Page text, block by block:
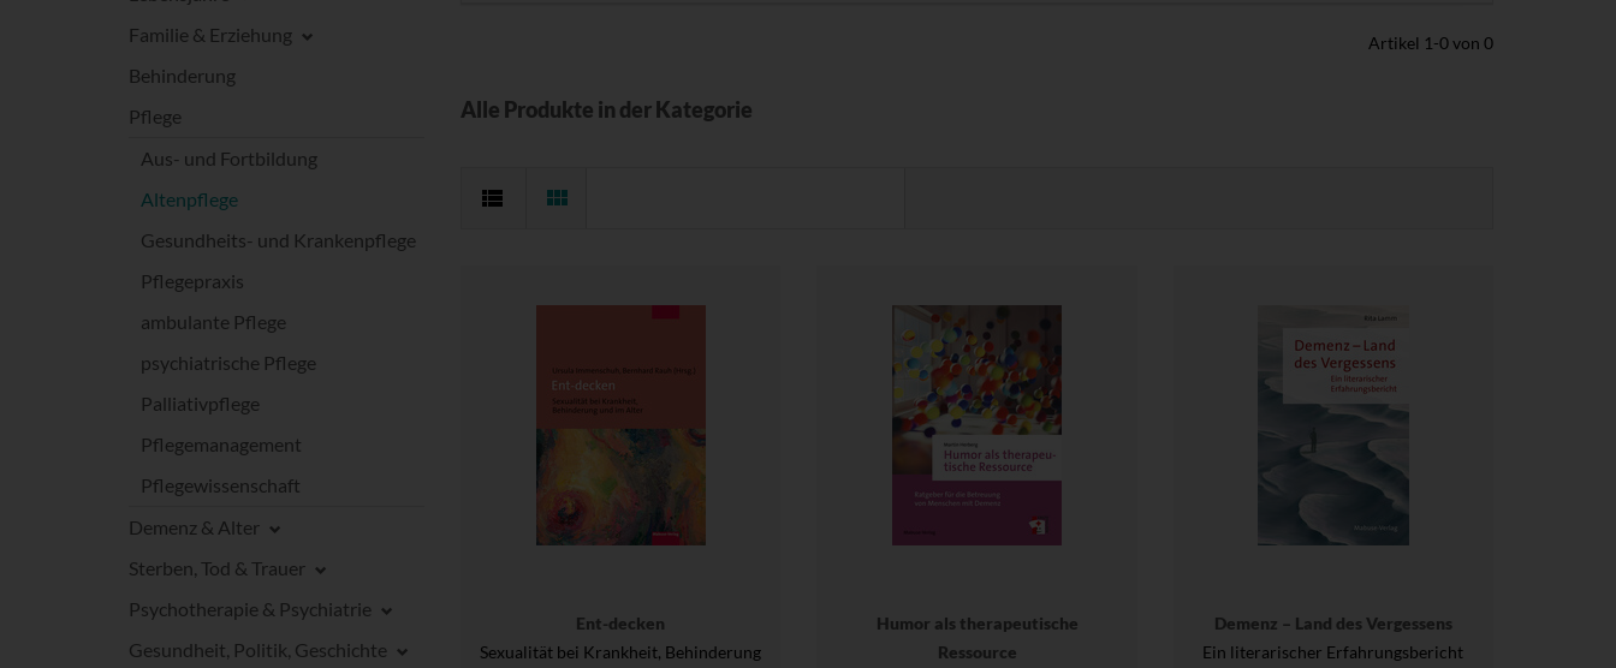
Familie & Erziehung
Behinderung
Pflege
Aus- und Fortbildung
Altenpflege
Gesundheits- und Krankenpflege
Pflegepraxis
ambulante Pflege
psychiatrische Pflege
Palliativpflege
Pflegemanagement
Pflegewissenschaft
Demenz & Alter
Sterben, Tod & Trauer
Psychotherapie & Psychiatrie
Gesundheit, Politik, Geschichte
Artikel 1 -0von 0
Alle Produkte in der Kategorie
Ent-decken
Sexualität bei Krankheit, Behinderung
Humor als therapeutische
Ressource
Demenz – Land des Vergessens
Ein literarischer Erfahrungsbericht